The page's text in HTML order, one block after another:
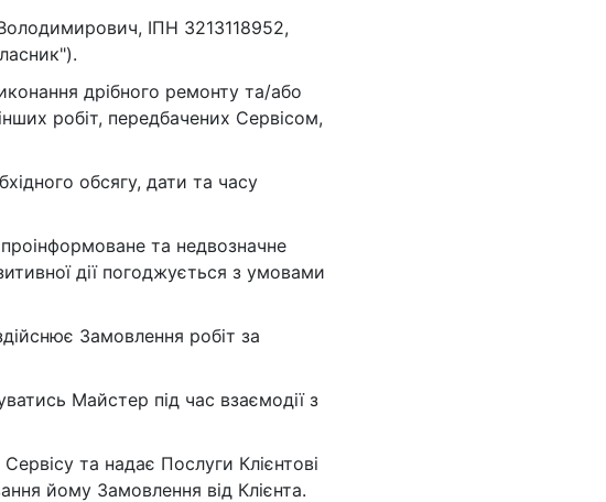
работы
труб
ІПН 3213118952,
дрібного ремонту та/або
робіт, передбачених Сервісом,
обсягу, дати та часу
та недвозначне
дії погоджується з умовами
Замовлення робіт за
Майстер під час взаємодії з
та надає Послуги Клієнтові
йому Замовлення від Клієнта.